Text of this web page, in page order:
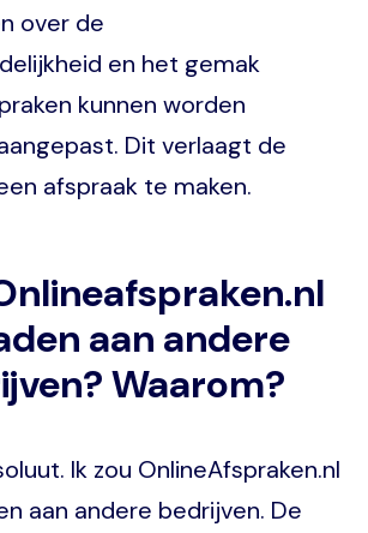
over de
en het gemak
kunnen worden
Dit verlaagt de
afspraak te maken.
aan andere
Waarom?
Ik zou OnlineAfspraken.nl
aan andere bedrijven. De